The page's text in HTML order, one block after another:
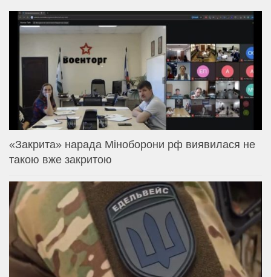
«Закрита» нарада Міноборони рф виявилася не
такою вже закритою